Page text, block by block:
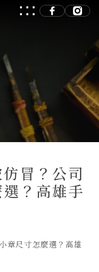
冒？公司
？高雄手
章尺寸怎麼選？高雄